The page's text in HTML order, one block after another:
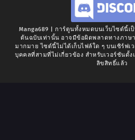
Manga689 | การ์ตูนทั้งหมดบนเว็บไซต์นี้เ
ต้นฉบับเท่านั้น อาจมีข้อผิดพลาดทางภาษา
มากมาย ไซต์นี้ไม่ได้เก็บไฟล์ใด ๆ บนเซิร์ฟเ
บุคคลที่สามที่ไม่เกี่ยวข้อง สำหรับเวอร์ชันดั้
ลิขสิทธิ์แล้ว